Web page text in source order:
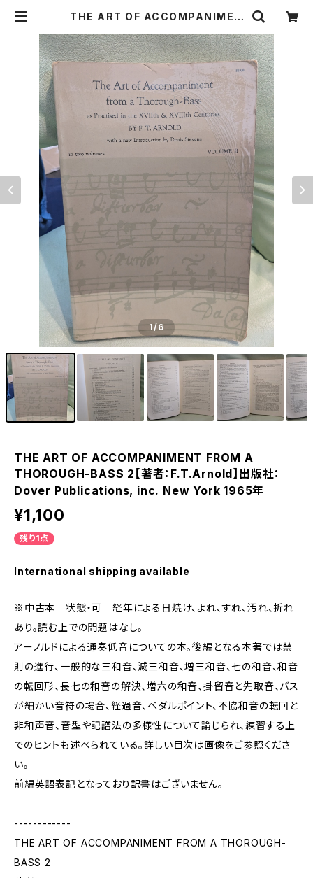
THE ART OF ACCOMPANIMEN
【著者：F.T.Arnold】出版社：Dover
Publications, inc. New York 1
965年 | Birds' Tale Collective
1/6
THE ART OF ACCOMPANIMENT FROM A
THOROUGH-BASS 2【著者：F.T.Arnold】出版社：
Dover Publications, inc. New York 1965年
¥1,100
残り1点
International shipping available
※中古本 状態・可 経年による日焼け、よれ、すれ、汚れ、折れ
あり。読む上での問題はなし。
アーノルドによる通奏低音についての本。後編となる本著では禁
則の進行、一般的な三和音、減三和音、増三和音、七の和音、和音
の転回形、長七の和音の解決、増六の和音、掛留音と先取音、バス
が細かい音符の場合、経過音、ペダルポイント、不協和音の転回と
非和声音、音型や記譜法の多様性について論じられ、練習する上
でのヒントも述べられている。詳しい目次は画像をご参照くださ
い。
前編英語表記となっており訳書はございません。
------------
THE ART OF ACCOMPANIMENT FROM A THOROUGH-
BASS 2